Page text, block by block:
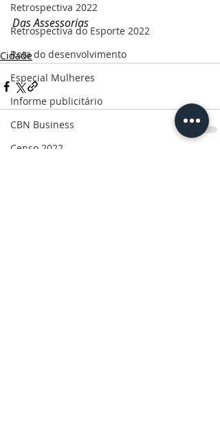
Retrospectiva 2022
Retrospectiva do Esporte 2022
Rota do desenvolvimento
Especial Mulheres
Informe publicitário
CBN Business
Censo 2022
Das Assessorias
Cidade